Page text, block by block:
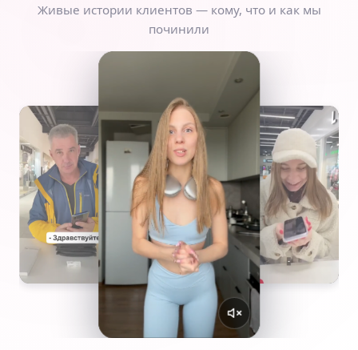
Живые истории клиентов — кому, что и как мы
починили